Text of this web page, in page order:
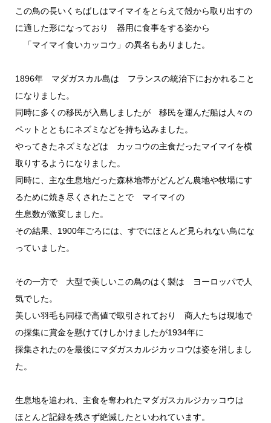
この鳥の長いくちばしはマイマイをとらえて殻から取り出すの
に適した形になっており 器用に食事をする姿から
「マイマイ食いカッコウ」の異名もありました。
1896年 マダガスカル島は フランスの統治下におかれること
になりました。
同時に多くの移民が入島しましたが 移民を運んだ船は人々の
ペットとともにネズミなどを持ち込みました。
やってきたネズミなどは カッコウの主食だったマイマイを横
取りするようになりました。
同時に、主な生息地だった森林地帯がどんどん農地や牧場にす
るために焼き尽くされたことで マイマイの
生息数が激変しました。
その結果、1900年ごろには、すでにほとんど見られない鳥にな
っていました。
その一方で 大型で美しいこの鳥のはく製は ヨーロッパで人
気でした。
美しい羽毛も同様で高値で取引されており 商人たちは現地で
の採集に賞金を懸けてけしかけましたが1934年に
採集されたのを最後にマダガスカルジカッコウは姿を消しまし
た。
生息地を追われ、主食を奪われたマダガスカルジカッコウは
ほとんど記録を残さず絶滅したといわれています。